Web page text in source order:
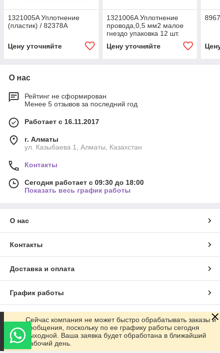
1321005A Уплотнение
(пластик) / 82378A
Цену уточняйте
1321006A Уплотнение
провода,0,5 мм2 малое
гнездо упаковка 12 шт.
Цену уточняйте
О нас
Рейтинг не сформирован
Менее 5 отзывов за последний год
Работает с 16.11.2017
г. Алматы
ул. Казыбаева 1, Алматы, Казахстан
Контакты
Сегодня работает с 09:30 до 18:00
Показать весь график работы
О нас
Контакты
Доставка и оплата
График работы
Полная версия сайта
Сайт создан на маркетплейсе Satu.kz
Сейчас компания не может быстро обрабатывать заказы и
сообщения, поскольку по ее графику работы сегодня
выходной. Ваша заявка будет обработана в ближайший
рабочий день.